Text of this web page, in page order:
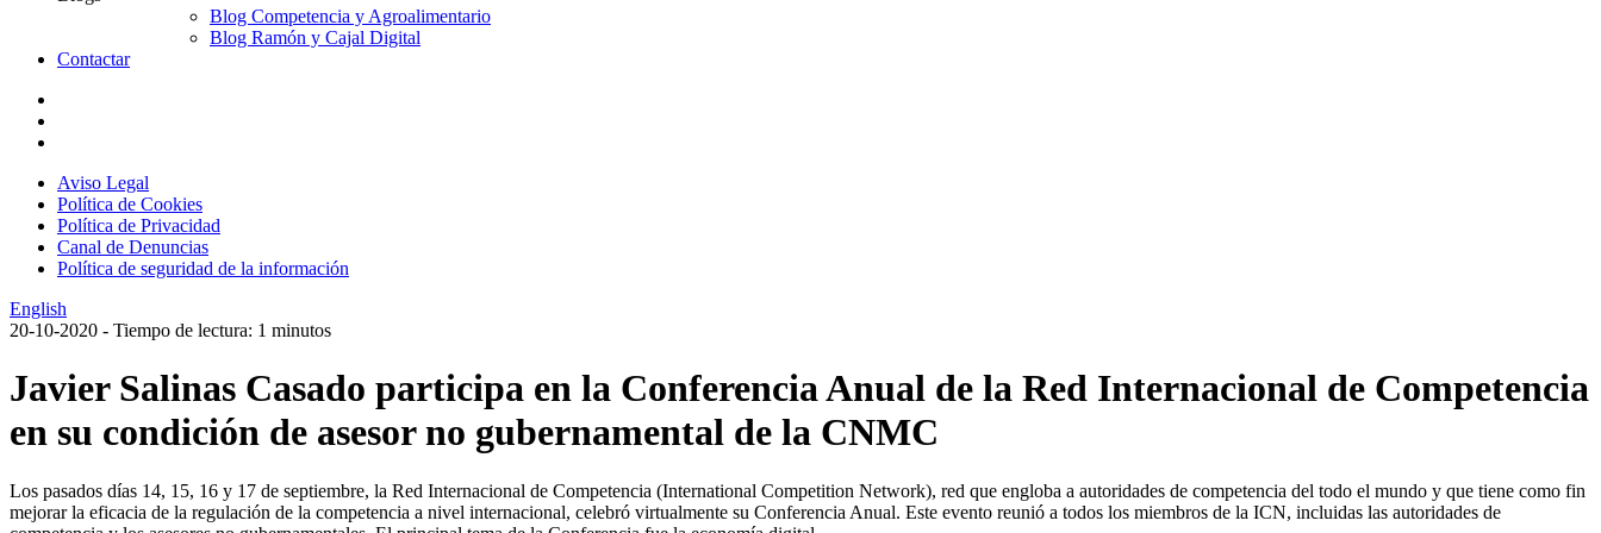
Blog Competencia y Agroalimentario
Blog Ramón y Cajal Digital
Contactar
Aviso Legal
Política de Cookies
Política de Privacidad
Canal de Denuncias
Política de seguridad de la información
English
20-10-2020 - Tiempo de lectura: 1 minutos
Javier Salinas Casado participa en la Conferencia Anual de la Red Internacional de Competencia
en su condición de asesor no gubernamental de la CNMC
Los pasados días 14, 15, 16 y 17 de septiembre, la Red Internacional de Competencia (International Competition Network), red que engloba a autoridades de competencia del todo el mundo y que tiene como fin
mejorar la eficacia de la regulación de la competencia a nivel internacional, celebró virtualmente su Conferencia Anual. Este evento reunió a todos los miembros de la ICN, incluidas las autoridades de